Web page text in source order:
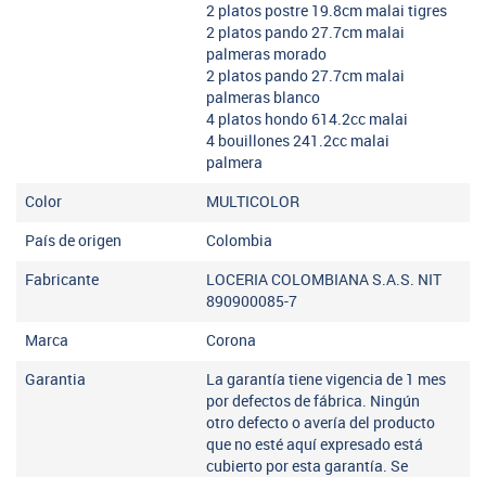
2 platos postre 19.8cm malai tigres
2 platos pando 27.7cm malai
palmeras morado
2 platos pando 27.7cm malai
palmeras blanco
4 platos hondo 614.2cc malai
4 bouillones 241.2cc malai
palmera
Color MULTICOLOR
País de origen Colombia
Fabricante
LOCERIA COLOMBIANA S.A.S. NIT
890900085-7
Marca Corona
Garantia
La garantía tiene vigencia de 1 mes
por defectos de fábrica. Ningún
otro defecto o avería del producto
que no esté aquí expresado está
cubierto por esta garantía. Se